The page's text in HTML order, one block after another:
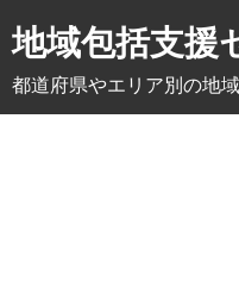
地域包括支援
都道府県やエリア別の地